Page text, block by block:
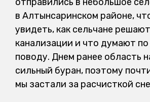
в Алтынсаринском районе,
увидеть, как сельчане
канализации и что думают
поводу. Днем ранее область
сильный буран, поэтому
мы застали за расчисткой